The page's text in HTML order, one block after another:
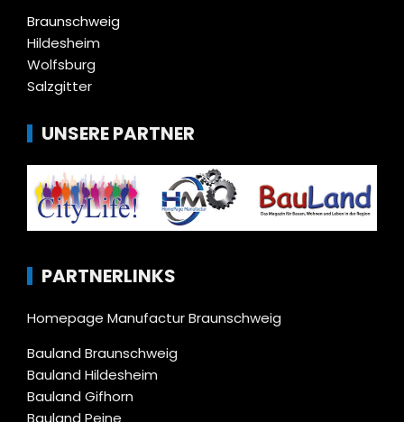
Braunschweig
Hildesheim
Wolfsburg
Salzgitter
UNSERE PARTNER
PARTNERLINKS
Homepage Manufactur Braunschweig
Bauland Braunschweig
Bauland Hildesheim
Bauland Gifhorn
Bauland Peine